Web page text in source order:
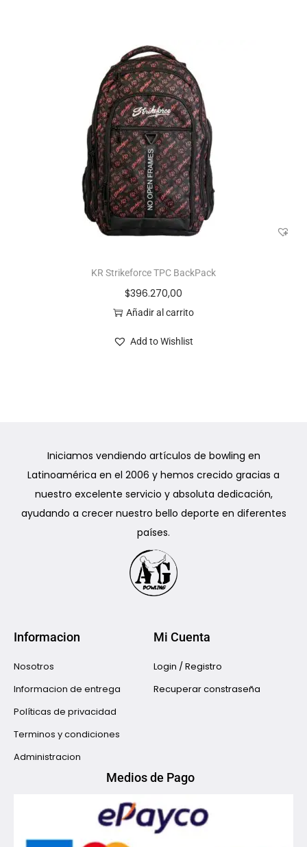
KR Strikeforce TPC BackPack
$396.270,00
Añadir al carrito
Add to Wishlist
Iniciamos vendiendo artículos de bowling en
Latinoamérica en el 2006 y hemos crecido gracias a
nuestro excelente servicio y absoluta dedicación,
ayudando a crecer nuestro bello deporte en diferentes
países.
Informacion
Nosotros
Informacion de entrega
Políticas de privacidad
Terminos y condiciones
Administracion
Mi Cuenta
Login / Registro
Recuperar constraseña
Medios de Pago